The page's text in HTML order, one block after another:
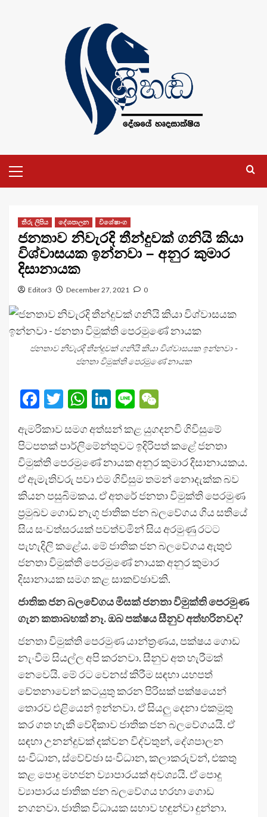
Menu
තීරු ලිපිය දේශපාලන විශේෂාංග
ජනතාව නිවැරදි තීන්දුවක් ගනියි කියා
විශ්වාසයක ඉන්නවා – අනුර කුමාර
දිසානායක
Editor3 December 27, 2021 0
ජනතාව නිවැරදි තීන්දුවක් ගනියි කියා විශ්වාසයක ඉන්නවා -
ජනතා විමුක්ති පෙරමුණේ නායක
Facebook
Twitter
WhatsApp
LinkedIn
Line
ඇමරිකාව සමග අත්සන් කළ යුගදනවි ගිවිසුමේ
පිටපතක් පාර්ලිමේන්තුවට ඉදිරිපත් කළේ ජනතා
විමුක්ති පෙරමුණේ නායක අනුර කුමාර දිසානායකය.
ඒ ඇමැතිවරු පවා එම ගිවිසුම තමන් නොදැක්ක බව
කියන පසුබිමකය. ඒ අතරේ ජනතා විමුක්ති පෙරමුණ
ප්‍රමුඛව ගොඩ නැගූ ජාතික ජන බලවේගය ගිය සතියේ
සිය සංවත්සරයක් පවත්වමින් සිය අරමුණු රටට
පැහැදිලි කළේය. මේ ජාතික ජන බලවේගය ඇතුළු
ජනතා විමුක්ති පෙරමුණේ නායක අනුර කුමාර
දිසානායක සමග කළ සාකච්ඡාවකි.
ජාතික ජන බලවේගය මිසක් ජනතා විමුක්ති පෙරමුණ
ගැන කතාබහක් නෑ. ඔබ පක්ෂය සීනුව අත්හරිනවද?
ජනතා විමුක්ති පෙරමුණ යාන්ත්‍රණය, පක්ෂය ගොඩ
නැංවීම සියල්ල අපි කරනවා. සීනුව අත හැරීමක්
නෙවෙයි. මේ රට වෙනස් කිරීම සඳහා යහපත්
චේතනාවෙන් කටයුතු කරන පිරිසක් පක්ෂයෙන්
තොරව එළියෙන් ඉන්නවා. ඒ සියලු දෙනා එකමුතු
කර ගත හැකි වේදිකාව ජාතික ජන බලවේගයයි. ඒ
සඳහා උනන්දුවක් දක්වන විද්වතුන්, දේශපාලන
සංවිධාන, ස්වේච්ඡා සංවිධාන, කලාකරුවන්, එකතු
කළ පොදු මහජන ව්‍යාපාරයක් අවශ්‍යයි. ඒ පොදු
ව්‍යාපාරය ජාතික ජන බලවේගය හරහා ගොඩ
නගනවා. ජාතික විධායක සභාව හඳුන්වා දුන්නා.